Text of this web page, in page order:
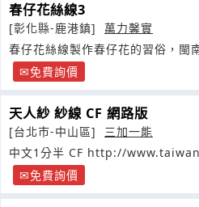
春仔花絲線3
[彰化縣-鹿港鎮]
萬力馨實
春仔花絲線製作春仔花的習俗，閩
音。在早年物資匱乏的年代
免費詢價
天人紗 紗線 CF 網路版
[台北市-中山區]
三加一能
中文1分半 CF http://
免費詢價